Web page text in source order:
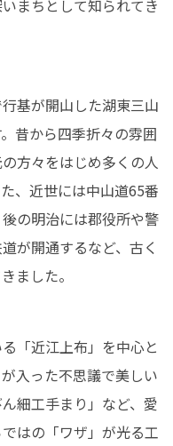
まちとして知られてき
基が開山した湖東三山
昔から四季折々の雰囲
方々をはじめ多くの人
、近世には中山道65番
の明治には郡役所や警
が開通するなど、古く
ました。
「近江上布」を中心と
入った不思議で美しい
細工手まり」など、愛
はの「ワザ」が光る工